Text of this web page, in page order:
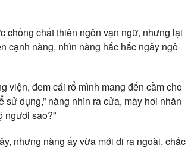
chồng chất thiên ngôn vạn ngữ, nhưng lại
cạnh nàng, nhìn nàng hắc hắc ngây ngô
viện, đem cái rổ mình mang đến cầm cho
sử dụng,” nàng nhìn ra cửa, mày hơi nhăn
ngươi sao?”
nhưng nàng ấy vừa mới đi ra ngoài, chắc